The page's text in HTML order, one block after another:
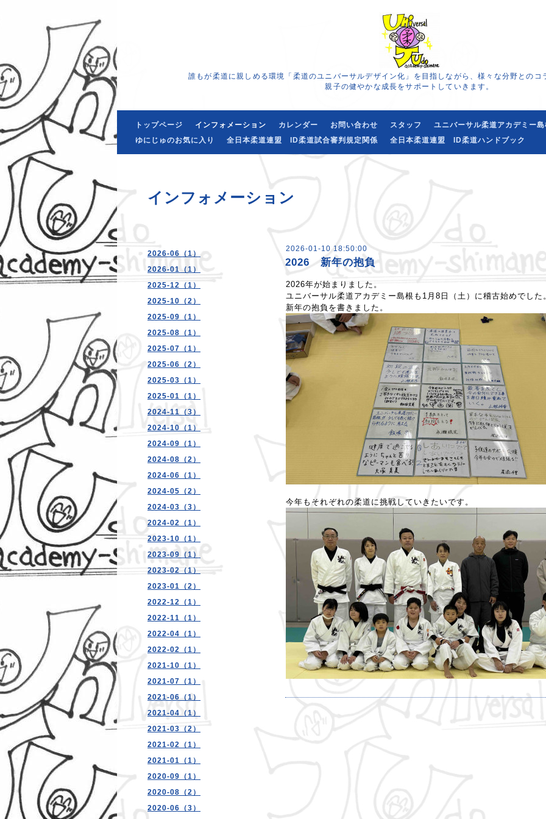
誰もが柔道に親しめる環境「柔道のユニバーサルデザイン化」を目指しながら、様々な分野とのコ
親子の健やかな成長をサポートしていきます。
トップページ インフォメーション カレンダー お問い合わせ スタッフ
ユニバーサル柔道アカデミー
ゆにじゅのお気に入り
全日本柔道連盟 ID柔道試合審判規定関係 全日本柔道連盟 ID柔道ハンドブック
2026-06（1）
2026-01（1）
2025-12（1）
2025-10（2）
2025-09（1）
2025-08（1）
2025-07（1）
2025-06（2）
2025-03（1）
2025-01（1）
2024-11（3）
2024-10（1）
2024-09（1）
2024-08（2）
2024-06（1）
2024-05（2）
2024-03（3）
2024-02（1）
2023-10（1）
2023-09（1）
2023-02（1）
2023-01（2）
2022-12（1）
2022-11（1）
2022-04（1）
2022-02（1）
2021-10（1）
2021-07（1）
2021-06（1）
2021-04（1）
2021-03（2）
2021-02（1）
2021-01（1）
2020-09（1）
2020-08（2）
2020-06（3）
インフォメーション
2026-01-10 18:50:00
2026 新年の抱負
2026年が始まりました。
ユニバーサル柔道アカデミー島根も1月8日（土）に稽古始めでした
新年の抱負を書きました。
今年もそれぞれの柔道に挑戦していきたいです。